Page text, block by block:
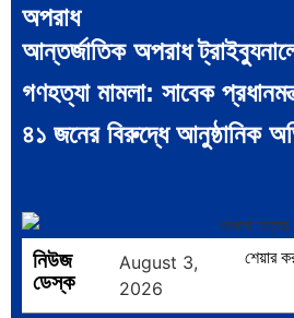
ভারত
ক্রূরতা ও ধ্বংসের মহাকাব্য: পৃথিবীর…
অপরাধ
আন্তর্জাতিক অপরাধ
গণহত্যা মামলা: সাবেক
৪১ জনের বিরুদ্ধে আনুষ্ঠানিক
নিউজ
ডেস্ক
August 3,
2026
শেয়ার